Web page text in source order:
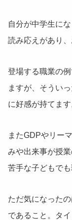
自分が中学生に
読み応えがあり、
登場する職業の
ますが、そうい
に好感が持てます
またGDPやリー
みや出来事が授
苦手な子どもでも
ただ気になった
であること。タ